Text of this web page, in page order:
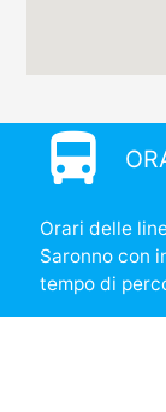
directions_bus
Orari delle
Saronno con
tempo di